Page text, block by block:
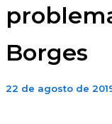
Borges
22 de agosto de